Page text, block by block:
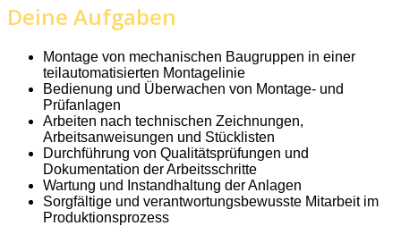
Deine Aufgaben
Montage von mechanischen Baugruppen in einer
teilautomatisierten Montagelinie
Bedienung und Überwachen von Montage- und
Prüfanlagen
Arbeiten nach technischen Zeichnungen,
Arbeitsanweisungen und Stücklisten
Durchführung von Qualitätsprüfungen und
Dokumentation der Arbeitsschritte
Wartung und Instandhaltung der Anlagen
Sorgfältige und verantwortungsbewusste Mitarbeit im
Produktionsprozess